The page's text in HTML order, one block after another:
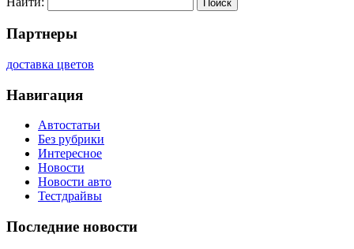
Партнеры
доставка цветов
Навигация
Автостатьи
Без рубрики
Интересное
Новости
Новости авто
Тестдрайвы
Последние новости